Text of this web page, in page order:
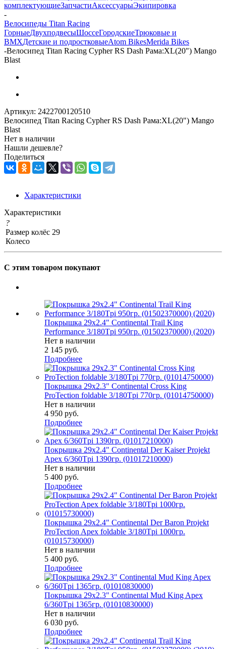
комплектующиеЗапчастиАксессуарыЭкипировка
-
Велосипеды Titan Racing
ГорныеДвухподвесыШоссеГородскиеТрюковые и
BMXДетские и подростковыеAtom BikesMerida Bikes
-Велосипед Titan Racing Cypher RS Dash Рама:XL(20") Mango
Blast
Артикул: 2422700120510
Велосипед Titan Racing Cypher RS Dash Рама:XL(20") Mango
Blast
Нет в наличии
Нашли дешевле?
Поделиться
Характеристики
Характеристики
?
Размер колёс
Колесо
29
С этим товаром покупают
Покрышка 29x2.4" Continental Trail King
Performance 3/180Tpi 950гр. (01502370000) (2020)
Нет в наличии
2 145 руб.
Подробнее
Покрышка 29x2.3" Continental Cross King
ProTection foldable 3/180Tpi 770гр. (01014750000)
Нет в наличии
4 950 руб.
Подробнее
Покрышка 29x2.4" Continental Der Kaiser Projekt
Apex 6/360Tpi 1390гр. (01017210000)
Нет в наличии
5 400 руб.
Подробнее
Покрышка 29x2.4" Continental Der Baron Projekt
ProTection Apex foldable 3/180Tpi 1000гр.
(01015730000)
Нет в наличии
5 400 руб.
Подробнее
Покрышка 29x2.3" Continental Mud King Apex
6/360Tpi 1365гр. (01010830000)
Нет в наличии
6 030 руб.
Подробнее